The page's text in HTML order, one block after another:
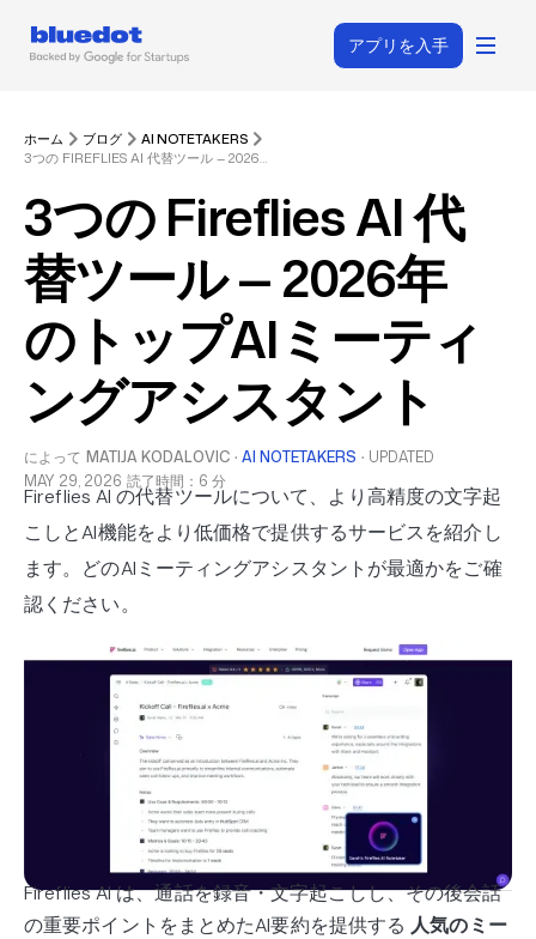
アプリを入手
ホーム ブログ
AI NOTETAKERS
3つの FIREFLIES AI 代替ツール — 2026年のトップAIミーティングアシスタント
3つの Fireflies AI 代
替ツール — 2026年
のトップAIミーティ
ングアシスタント
によって MATIJA KODALOVIC · AI NOTETAKERS · UPDATED
MAY 29, 2026 読了時間：6 分
Fireflies AI の代替ツールについて、より高精度の文字起
こしとAI機能をより低価格で提供するサービスを紹介し
ます。どのAIミーティングアシスタントが最適かをご確
認ください。
Fireflies AI は、通話を録音・文字起こしし、その後会話
の重要ポイントをまとめたAI要約を提供する 人気のミー